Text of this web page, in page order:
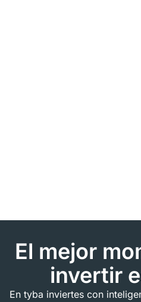
El mejor
invertir
En tyba inviertes con